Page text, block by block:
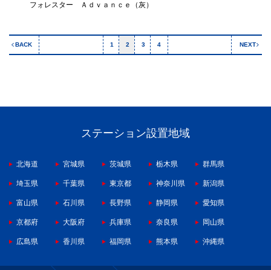
フォレスター Ａｄｖａｎｃｅ（灰）
BACK 1 2 3 4 NEXT
ステーション設置地域
北海道 宮城県 茨城県 栃木県 群馬県
埼玉県 千葉県 東京都 神奈川県 新潟県
富山県 石川県 長野県 静岡県 愛知県
京都府 大阪府 兵庫県 奈良県 岡山県
広島県 香川県 福岡県 熊本県 沖縄県